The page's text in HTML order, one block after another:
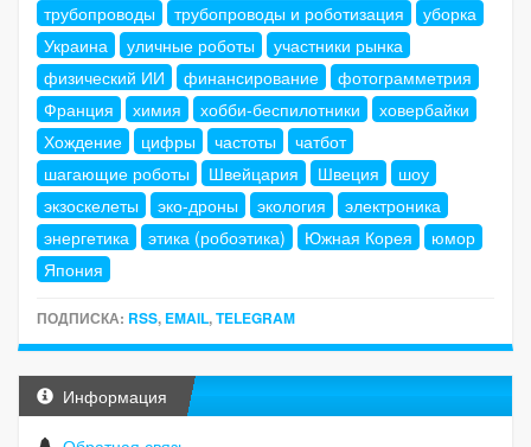
трубопроводы
трубопроводы и роботизация
уборка
Украина
уличные роботы
участники рынка
физический ИИ
финансирование
фотограмметрия
Франция
химия хобби-беспилотники
ховербайки
Хождение
цифры частоты
чатбот
шагающие роботы
Швейцария Швеция
шоу
экзоскелеты
эко-дроны экология
электроника
энергетика
этика (робоэтика) Южная Корея
юмор
Япония
ПОДПИСКА: RSS, EMAIL,TELEGRAM
Информация